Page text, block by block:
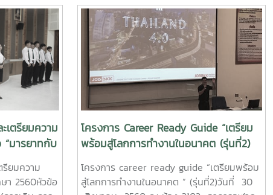
ตรียมความ
มารยาทกับ
ารยืน การ
ยมความ
า 2560หัวข้อ
โครงการ Career Ready Guide “เตรียม
พร้อมสู่โลกการทำงานในอนาคต (รุ่นที่2)
โครงการ career ready guide “เตรียมพร้อม
สู่โลกการทำงานในอนาคต ” (รุ่นที่2)วันที่ 30